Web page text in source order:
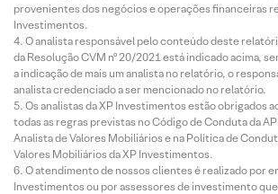
provenientes dos negócios e operações financeiras
Investimentos.
O analista responsável pelo conteúdo deste
da Resolução CVM nº 20/2021 está indicado acima,
a indicação de mais um analista no relatório, o
analista credenciado a ser mencionado no relatório.
Os analistas da XP Investimentos estão obrigados
todas as regras previstas no Código de Conduta da
Analista de Valores Mobiliários e na Política de
Valores Mobiliários da XP Investimentos.
O atendimento de nossos clientes é realizado por
Investimentos ou por assessores de investimento